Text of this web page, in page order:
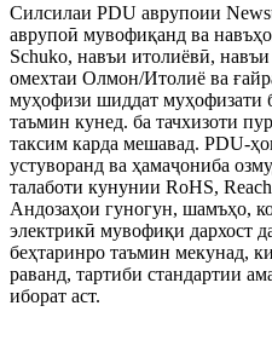
Силсилаи PDU аврупоии
аврупоӣ мувофиқанд ва
Schuko, навъи итолиёвӣ,
омехтаи Олмон/Итолиё ва
муҳофизи шиддат муҳофизати
таъмин кунед. ба тачхизоти
таксим карда мешавад. PDU-
устуворанд ва ҳамаҷониба
талаботи кунунии RoHS,
Андозаҳои гуногун, шамъҳо,
электрикӣ мувофиқи дархост
беҳтаринро таъмин мекунад,
раванд, тартиби стандартии
иборат аст.